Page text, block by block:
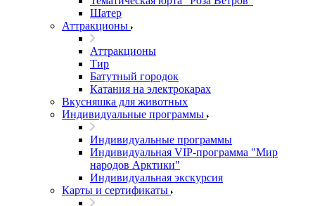
Шатер
Аттракционы
Аттракционы
Тир
Батутный городок
Катания на электрокарах
Вкусняшка для животных
Индивидуальные программы
Индивидуальные программы
Индивидуальная VIP-программа "Мир
народов Арктики"
Индивидуальная экскурсия
Карты и сертификаты